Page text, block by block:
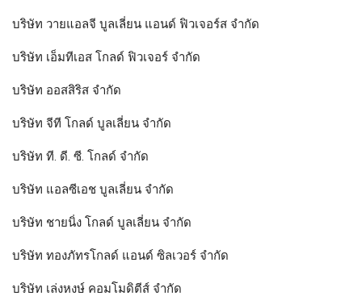
บริษัท วายแอลจี บูลเลี่ยน แอนด์ ฟิวเจอร์ส จำกัด
บริษัท เอ็มทีเอส โกลด์ ฟิวเจอร์ จำกัด
บริษัท ออสสิริส จำกัด
บริษัท จีที โกลด์ บูลเลี่ยน จำกัด
บริษัท ที. ดี. ซี. โกลด์ จำกัด
บริษัท แอลซีเอช บูลเลี่ยน จำกัด
บริษัท ชายนิ่ง โกลด์ บูลเลี่ยน จำกัด
บริษัท ทองภัทรโกลด์ แอนด์ ซิลเวอร์ จำกัด
บริษัท เล่งหงษ์ คอมโมดิตีส์ จำกัด